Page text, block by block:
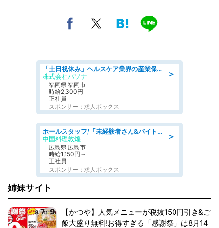
＞
「土日祝休み」ヘルスケア業界の産業保健師/高時給/未経験OK/要資格:保健師、正看護師
株式会社パソナ
福岡県 福岡市
時給2,300円
正社員
スポンサー：求人ボックス
＞
ホールスタッフ/「未経験者さん&バイトデビューも大歓迎」残業ほぼなし×1日3時間〜勤務OK!フォロー体制も充実/広島県/広島市南区
中国料理敦煌
広島県 広島市
時給1,150円～
正社員
スポンサー：求人ボックス
姉妹サイト
【かつや】人気メニューが税抜150円引き&ご
飯大盛り無料!お得すぎる「感謝祭」は8月14